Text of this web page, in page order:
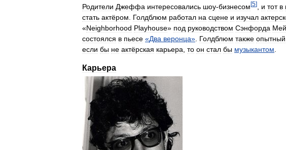
Родители Джеффа интересовались шоу-бизнесом [5] и тот в
стать актёром Голдблюм работал на сцене и изучал
«Neighborhood Playhouse» под руководством Сэнфорда
состоялся в пьесе «Два веронца» Голдблюм также опытный
если бы не актёрская карьера то он стал бы музыкантом
Карьера